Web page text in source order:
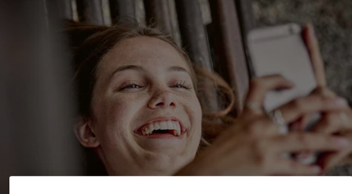
ERGO
Marie-Fe Fida Wendt
Europaallee 33 67657 Kaiserslautern
Homepage besuchen
ERGO
Claudia Kleer
Trippstadter Str. 36 b 67705 Stelzenberg
(7.1 km)
Homepage besuchen